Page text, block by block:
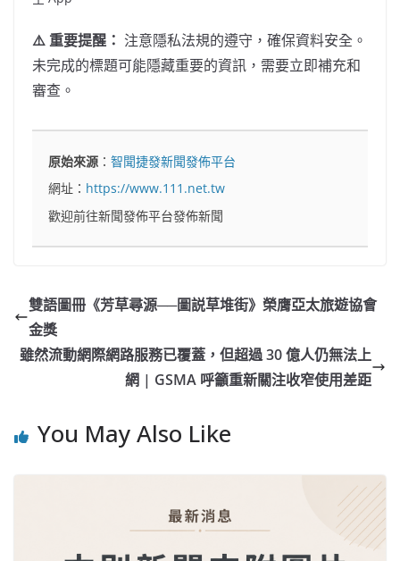
⚠️ 重要提醒： 注意隱私法規的遵守，確保資料安全。
未完成的標題可能隱藏重要的資訊，需要立即補充和
審查。
原始來源 ：智聞捷發新聞發佈平台
網址： https://www.111.net.tw
歡迎前往新聞發佈平台發佈新聞
雙語圖冊《芳草尋源──圖説草堆街》榮膺亞太旅遊協會
金獎
雖然流動網際網路服務已覆蓋，但超過 30 億人仍無法上
網 | GSMA 呼籲重新關注收窄使用差距
You May Also Like